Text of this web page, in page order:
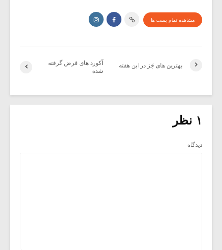
مشاهده تمام پست ها
آکورد های قرض گرفته
شده
بهترین های جَز در این هفته
۱ نظر
دیدگاه